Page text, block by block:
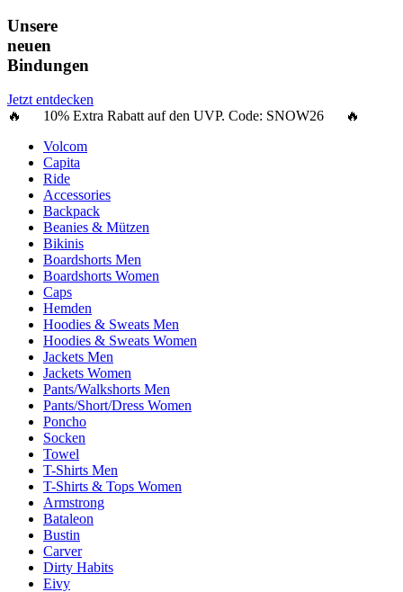
Unsere
neuen
Bindungen
Jetzt entdecken
🔥 10% Extra Rabatt auf den UVP. Code: SNOW26 🔥
Volcom
Capita
Ride
Accessories
Backpack
Beanies & Mützen
Bikinis
Boardshorts Men
Boardshorts Women
Caps
Hemden
Hoodies & Sweats Men
Hoodies & Sweats Women
Jackets Men
Jackets Women
Pants/Walkshorts Men
Pants/Short/Dress Women
Poncho
Socken
Towel
T-Shirts Men
T-Shirts & Tops Women
Armstrong
Bataleon
Bustin
Carver
Dirty Habits
Eivy